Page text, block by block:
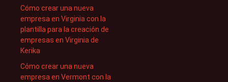
Cómo crear una nueva
empresa en Virginia con la
plantilla para la creación de
empresas en Virginia de
Kerika
Cómo crear una nueva
empresa en Vermont con la